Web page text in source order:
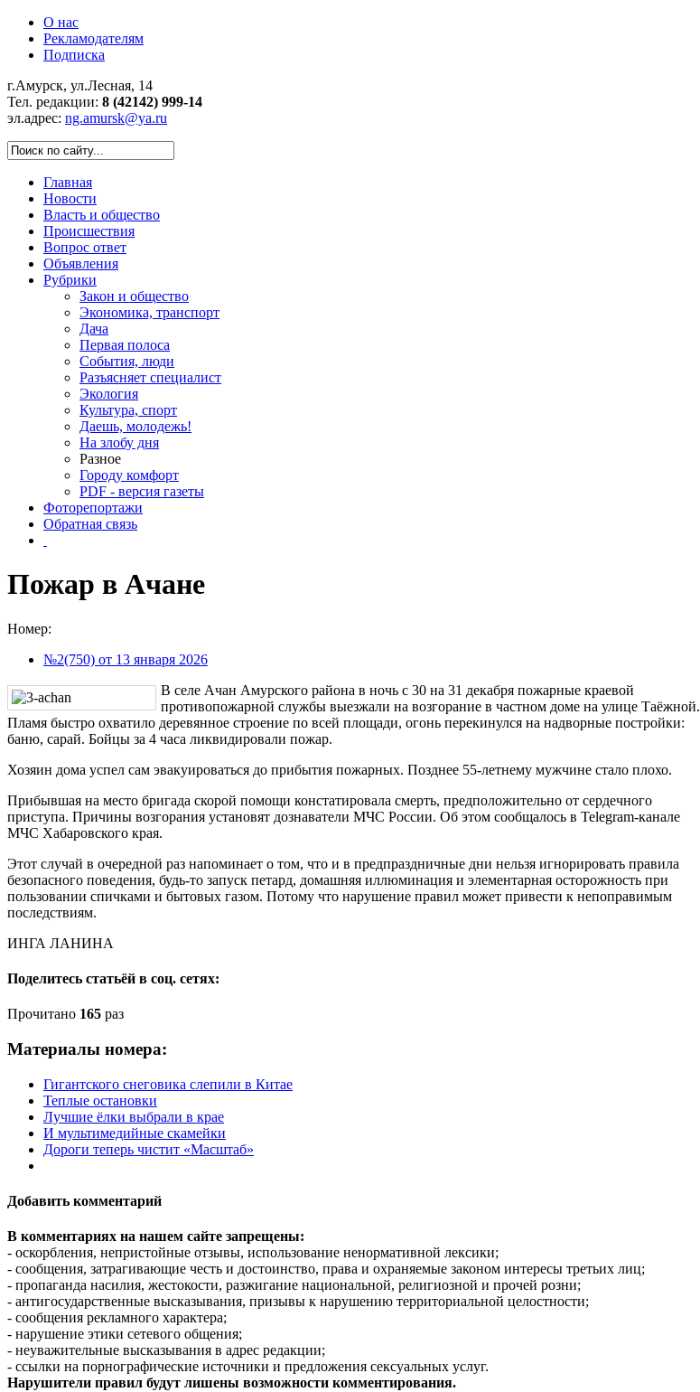
О нас
Рекламодателям
Подписка
г.Амурск, ул.Лесная, 14
Тел. редакции: 8 (42142) 999-14
эл.адрес: ng.amursk@ya.ru
Главная
Новости
Власть и общество
Происшествия
Вопрос ответ
Объявления
Рубрики
Закон и общество
Экономика, транспорт
Дача
Первая полоса
События, люди
Разъясняет специалист
Экология
Культура, спорт
Даешь, молодежь!
На злобу дня
Разное
Городу комфорт
PDF - версия газеты
Фоторепортажи
Обратная связь
Пожар в Ачане
Номер:
№2(750) от 13 января 2026
В селе Ачан Амурского района в ночь с 30 на 31 декабря пожарные краевой
противопожарной службы выезжали на возгорание в частном доме на улице Таёжной.
Пламя быстро охватило деревянное строение по всей площади, огонь перекинулся на надворные постройки:
баню, сарай. Бойцы за 4 часа ликвидировали пожар.
Хозяин дома успел сам эвакуироваться до прибытия пожарных. Позднее 55-летнему мужчине стало плохо.
Прибывшая на место бригада скорой помощи констатировала смерть, предположительно от сердечного
приступа. Причины возгорания установят дознаватели МЧС России. Об этом сообщалось в Telegram-канале
МЧС Хабаровского края.
Этот случай в очередной раз напоминает о том, что и в предпраздничные дни нельзя игнорировать правила
безопасного поведения, будь-то запуск петард, домашняя иллюминация и элементарная осторожность при
пользовании спичками и бытовых газом. Потому что нарушение правил может привести к непоправимым
последствиям.
ИНГА ЛАНИНА
Поделитесь статьёй в соц. сетях:
Прочитано 165 раз
Материалы номера:
Гигантского снеговика слепили в Китае
Теплые остановки
Лучшие ёлки выбрали в крае
И мультимедийные скамейки
Дороги теперь чистит «Масштаб»
Добавить комментарий
В комментариях на нашем сайте запрещены:
- оскорбления, непристойные отзывы, использование ненормативной лексики;
- сообщения, затрагивающие честь и достоинство, права и охраняемые законом интересы третьих лиц;
- пропаганда насилия, жестокости, разжигание национальной, религиозной и прочей розни;
- антигосударственные высказывания, призывы к нарушению территориальной целостности;
- сообщения рекламного характера;
- нарушение этики сетевого общения;
- неуважительные высказывания в адрес редакции;
- ссылки на порнографические источники и предложения сексуальных услуг.
Нарушители правил будут лишены возможности комментирования.